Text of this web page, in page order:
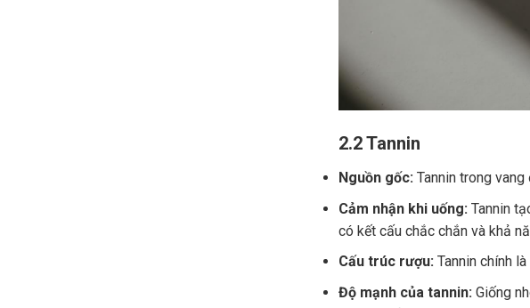
2.2 Tannin
Nguồn gốc:Tannin trong
Cảm nhận khi uống:Tannin
có kết cấu chắc chắn và khả
Cấu trúc rượu:Tannin chính
Độ mạnh của tannin:Giống